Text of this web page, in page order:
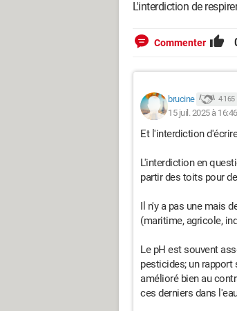
L'interdiction de
Commenter
brucine 4 165
15 juil. 2025 à 16:46
Et l'interdiction
L'interdiction en
partir des toits pour
Il n'y a pas une mais
(maritime, agricole,
Le pH est souvent
pesticides; un
amélioré bien au
ces derniers dans